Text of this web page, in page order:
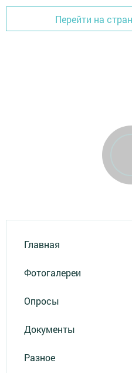
Перейти на
Главная
Фотогалереи
Опросы
Документы
Разное